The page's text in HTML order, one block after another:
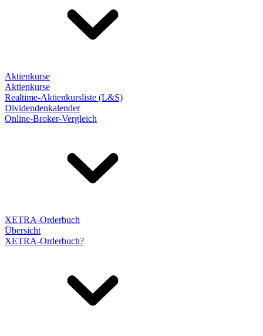
Aktienkurse
Aktienkurse
Realtime-Aktienkursliste (L&S)
Dividendenkalender
Online-Broker-Vergleich
XETRA-Orderbuch
Übersicht
XETRA-Orderbuch?